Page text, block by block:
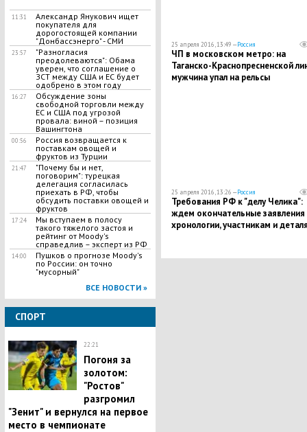
11:31
Александр Янукович ищет
покупателя для
дорогостоящей компании
"Донбассэнерго" - СМИ
23:57
"Разногласия
преодолеваются": Обама
уверен, что соглашение о
ЗСТ между США и ЕС будет
одобрено в этом году
16:27
Обсуждение зоны
свободной торговли между
ЕС и США под угрозой
провала: виной – позиция
Вашингтона
00:56
Россия возвращается к
поставкам овощей и
фруктов из Турции
21:47
"Почему бы и нет,
поговорим": турецкая
делегация согласилась
приехать в РФ, чтобы
обсудить поставки овощей и
фруктов
17:24
Мы вступаем в полосу
такого тяжелого застоя и
рейтинг от Moody's
справедлив – эксперт из РФ
14:00
Пушков о прогнозе Moody's
по России: он точно
"мусорный"
ВСЕ НОВОСТИ »
СПОРТ
22:21
Погоня за
золотом:
"Ростов"
разгромил
"Зенит" и вернулся на первое
место в чемпионате
25 апреля 2016, 13:49 —Россия
ЧП в московском метро: на
Таганско-Краснопресненской
мужчина упал на рельсы
25 апреля 2016, 13:26 —Россия
Требования РФ к "делу Челика":
ждем окончательные заявления
хронологии, участникам и